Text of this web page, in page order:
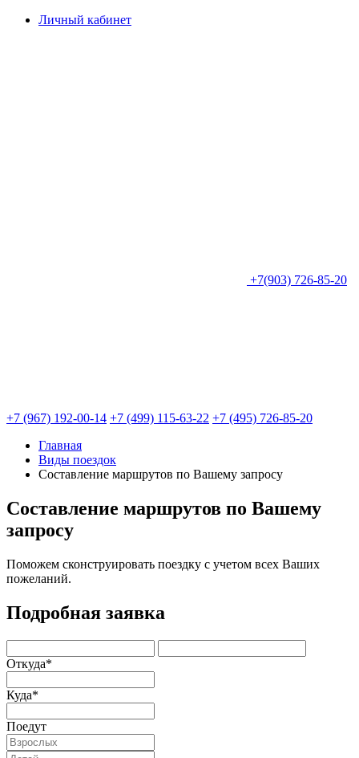
Личный кабинет
+7(903) 726-85-20
+7 (967) 192-00-14 +7 (499) 115-63-22 +7 (495) 726-85-20
Главная
Виды поездок
Составление маршрутов по Вашему запросу
Составление маршрутов по Вашему
запросу
Поможем сконструировать поездку с учетом всех Ваших
пожеланий.
Подробная заявка
Откуда*
Куда*
Поедут